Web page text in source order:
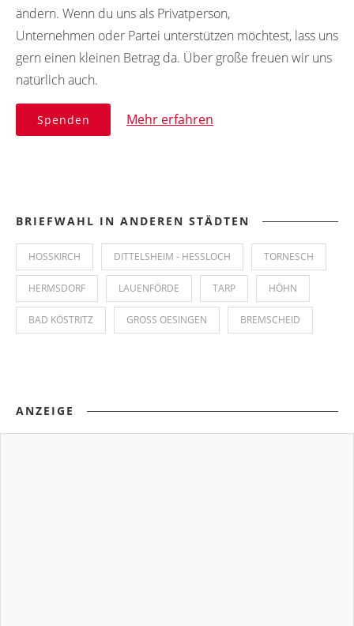
ändern. Wenn du uns als Privatperson,
Unternehmen oder Partei unterstützen möchtest, lass uns
gern einen kleinen Betrag da. Über große freuen wir uns
natürlich auch.
Spenden Mehr erfahren
BRIEFWAHL IN ANDEREN STÄDTEN
HOSSKIRCH DITTELSHEIM - HESSLOCH TORNESCH
HERMSDORF LAUENFÖRDE TARP HÖHN
BAD KÖSTRITZ GROSS OESINGEN BREMSCHEID
ANZEIGE